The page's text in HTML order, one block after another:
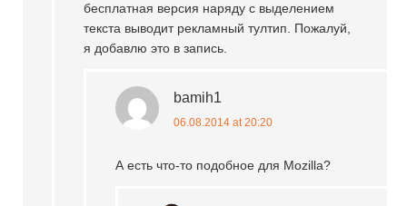
бесплатная версия наряду с выделением
текста выводит рекламный тултип. Пожалуй,
я добавлю это в запись.
bamih1
06.08.2014 at 20:20
А есть что-то подобное для Mozilla?